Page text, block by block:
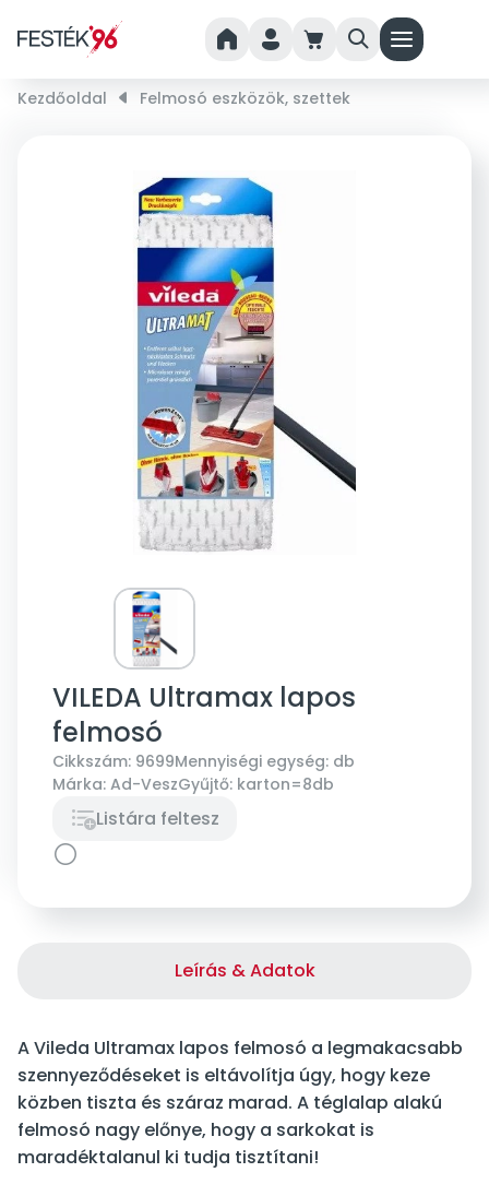
home person cart search menu
Kezdőoldal right_small Felmosó eszközök, szettek
VILEDA Ultramax lapos
felmosó
Cikkszám: 9699Mennyiségi egység: db
Márka: Ad-VeszGyűjtő: karton=8db
Listára feltesz
Leírás & Adatok
A Vileda Ultramax lapos felmosó a legmakacsabb
szennyeződéseket is eltávolítja úgy, hogy keze
közben tiszta és száraz marad. A téglalap alakú
felmosó nagy előnye, hogy a sarkokat is
maradéktalanul ki tudja tisztítani!